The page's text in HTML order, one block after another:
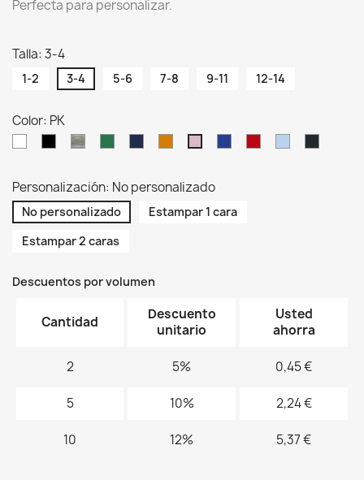
Perfecta para personalizar.
Talla: 3-4
1-2 3-4 5-6 7-8 9-11 12-14
Color: PK
GM
Personalización: No personalizado
No personalizado
Estampar 1 cara
Estampar 2 caras
Descuentos por volumen
Cantidad
Descuento
unitario
Usted
ahorra
2 5% 0,45 €
5 10% 2,24 €
10 12% 5,37 €